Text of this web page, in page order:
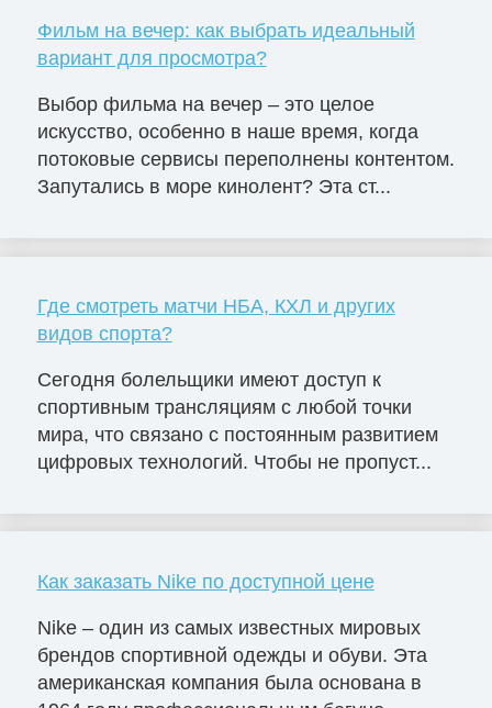
Фильм на вечер: как выбрать идеальный
вариант для просмотра?
Выбор фильма на вечер – это целое
искусство, особенно в наше время, когда
потоковые сервисы переполнены контентом.
Запутались в море кинолент? Эта ст...
Где смотреть матчи НБА, КХЛ и других
видов спорта?
Сегодня болельщики имеют доступ к
спортивным трансляциям с любой точки
мира, что связано с постоянным развитием
цифровых технологий. Чтобы не пропуст...
Как заказать Nike по доступной цене
Nike – один из самых известных мировых
брендов спортивной одежды и обуви. Эта
американская компания была основана в